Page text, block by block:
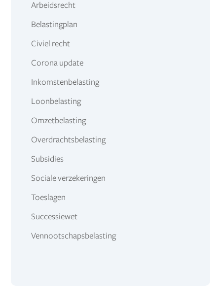
Arbeidsrecht
Belastingplan
Civiel recht
Corona update
Inkomstenbelasting
Loonbelasting
Omzetbelasting
Overdrachtsbelasting
Subsidies
Sociale verzekeringen
Toeslagen
Successiewet
Vennootschapsbelasting